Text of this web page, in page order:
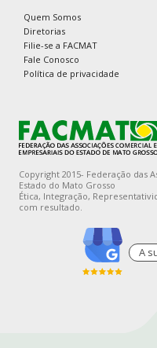
Quem Somos
Diretorias
Filie-se a FACMAT
Fale Conosco
Política de privacidade
Copyright 2015- Federação das
Estado do Mato Grosso
Ética, Integração,
com resultado.
A